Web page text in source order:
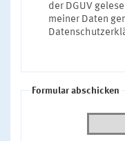
der DGUV
meiner Daten
Formular abschicken